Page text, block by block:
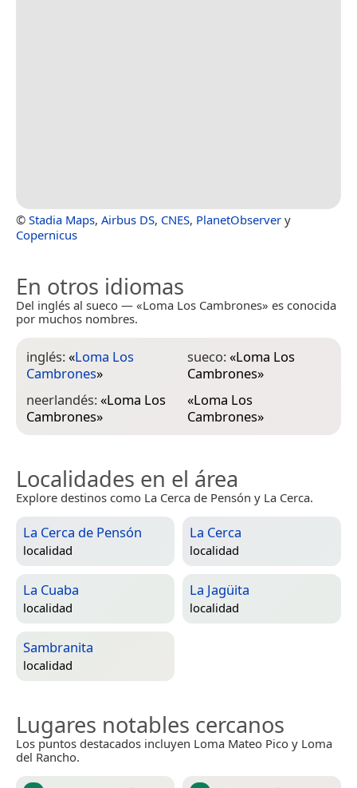
© Stadia Maps, Airbus DS, CNES, PlanetObserver y
Copernicus
En otros idiomas
Del inglés al sueco — «Loma Los Cambrones» es conocida
por muchos nombres.
inglés:«Loma Los
Cambrones»
neerlandés:«Loma Los
Cambrones»
sueco:«Loma Los
Cambrones»
«Loma Los
Cambrones»
Localidades en el área
Explore destinos como La Cerca de Pensón y La Cerca.
La Cerca de Pensón
localidad
La Cerca
localidad
La Cuaba
localidad
La Jagüita
localidad
Sambranita
localidad
Lugares notables cercanos
Los puntos destacados incluyen Loma Mateo Pico y Loma
del Rancho.